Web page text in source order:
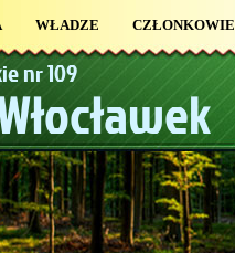
WŁADZE CZŁONKOWIE
nr 109